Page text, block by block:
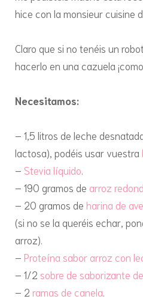
hice con la monsieur cuisine
Claro que si no tenéis un
hacerlo en una cazuela
Necesitamos:
– 1,5 litros de leche
lactosa), podéis usar vuestra
– Stevia líquido
– 190 gramos de arroz
– 20 gramos de harina de
(si no se la queréis echar,
arroz).
– Proteína sabor arroz con
– 1/2 sobre de saborizante
– 2 ramas de canela